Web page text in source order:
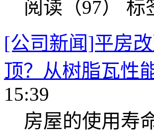
阅读（97） 标
[公司新闻]平房
顶？从树脂瓦性
15:39
房屋的使用寿